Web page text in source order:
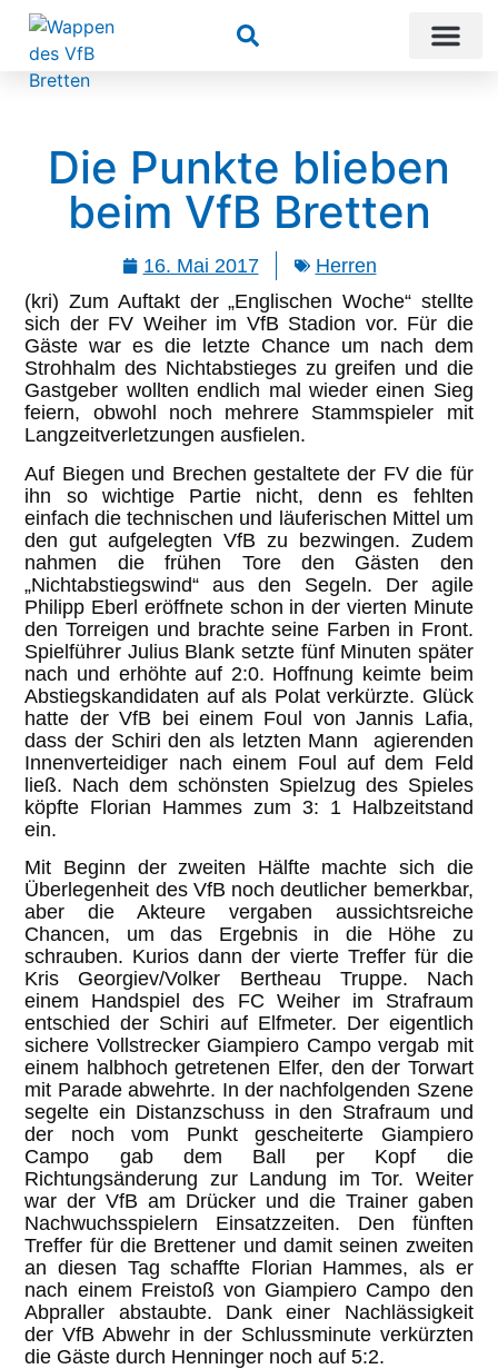
Suchen
Die Punkte blieben
beim VfB Bretten
16. Mai 2017
Herren
(kri) Zum Auftakt der „Englischen Woche“ stellte
sich der FV Weiher im VfB Stadion vor. Für die
Gäste war es die letzte Chance um nach dem
Strohhalm des Nichtabstieges zu greifen und die
Gastgeber wollten endlich mal wieder einen Sieg
feiern, obwohl noch mehrere Stammspieler mit
Langzeitverletzungen ausfielen.
Auf Biegen und Brechen gestaltete der FV die für
ihn so wichtige Partie nicht, denn es fehlten
einfach die technischen und läuferischen Mittel um
den gut aufgelegten VfB zu bezwingen. Zudem
nahmen die frühen Tore den Gästen den
„Nichtabstiegswind“ aus den Segeln. Der agile
Philipp Eberl eröffnete schon in der vierten Minute
den Torreigen und brachte seine Farben in Front.
Spielführer Julius Blank setzte fünf Minuten später
nach und erhöhte auf 2:0. Hoffnung keimte beim
Abstiegskandidaten auf als Polat verkürzte. Glück
hatte der VfB bei einem Foul von Jannis Lafia,
dass der Schiri den als letzten Mann agierenden
Innenverteidiger nach einem Foul auf dem Feld
ließ. Nach dem schönsten Spielzug des Spieles
köpfte Florian Hammes zum 3: 1 Halbzeitstand
ein.
Mit Beginn der zweiten Hälfte machte sich die
Überlegenheit des VfB noch deutlicher bemerkbar,
aber die Akteure vergaben aussichtsreiche
Chancen, um das Ergebnis in die Höhe zu
schrauben. Kurios dann der vierte Treffer für die
Kris Georgiev/Volker Bertheau Truppe. Nach
einem Handspiel des FC Weiher im Strafraum
entschied der Schiri auf Elfmeter. Der eigentlich
sichere Vollstrecker Giampiero Campo vergab mit
einem halbhoch getretenen Elfer, den der Torwart
mit Parade abwehrte. In der nachfolgenden Szene
segelte ein Distanzschuss in den Strafraum und
der noch vom Punkt gescheiterte Giampiero
Campo gab dem Ball per Kopf die
Richtungsänderung zur Landung im Tor. Weiter
war der VfB am Drücker und die Trainer gaben
Nachwuchsspielern Einsatzzeiten. Den fünften
Treffer für die Brettener und damit seinen zweiten
an diesen Tag schaffte Florian Hammes, als er
nach einem Freistoß von Giampiero Campo den
Abpraller abstaubte. Dank einer Nachlässigkeit
der VfB Abwehr in der Schlussminute verkürzten
die Gäste durch Henninger noch auf 5:2.